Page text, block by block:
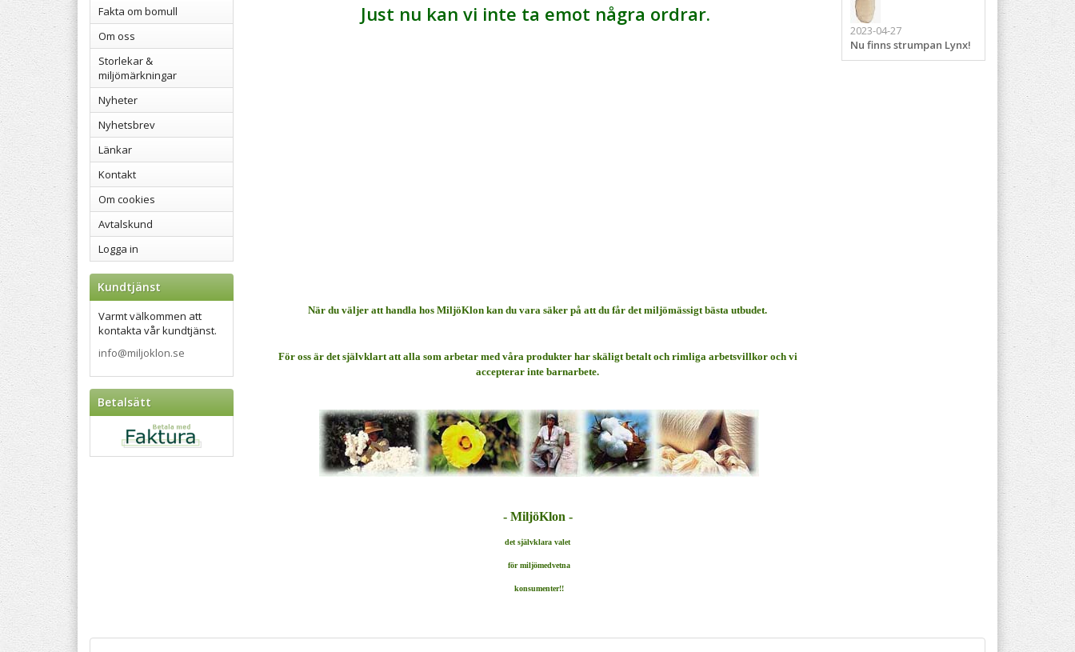
Fakta om bomull
Om oss
Storlekar &
miljömärkningar
Nyheter
Nyhetsbrev
Länkar
Kontakt
Om cookies
Avtalskund
Logga in
Kundtjänst
Varmt välkommen att
kontakta vår kundtjänst.
info@miljoklon.se
Betalsätt
2023-04-27
Nu finns strumpan Lynx!
Just nu kan vi inte ta emot några ordrar.
När du väljer att handla hos MiljöKlon kan du vara säker på att du får det miljömässigt bästa utbudet.
För oss är det självklart att alla som arbetar med våra produkter har skäligt betalt och rimliga arbetsvillkor och vi
accepterar inte barnarbete.
- MiljöKlon -
det självklara valet
för miljömedvetna
konsumenter!!